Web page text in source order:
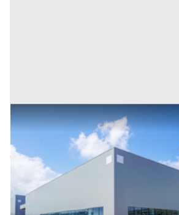
Fabbricati Costruiti per Esigenze
a Padova
Casale di Scodosia
Offerta minima
63.000 € 84.000 €
Codice asta:
Asta chiusa